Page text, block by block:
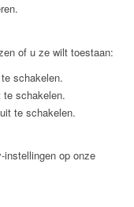
of u ze wilt toestaan:
schakelen.
schakelen.
te schakelen.
op onze